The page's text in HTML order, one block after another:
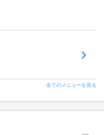
全てのメニューを見る